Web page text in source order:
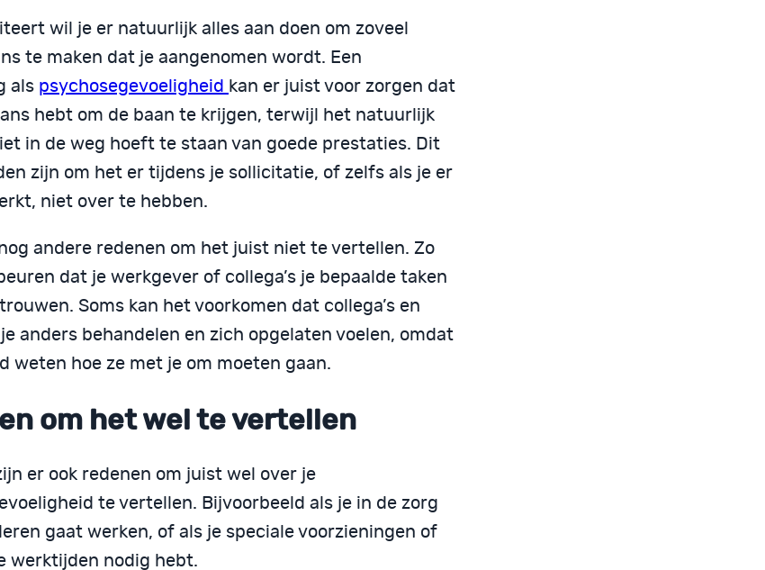
wil je er natuurlijk alles aan doen om zoveel
te maken dat je aangenomen wordt. Een
als psychosegevoeligheid kan er juist voor zorgen dat
hebt om de baan te krijgen, terwijl het natuurlijk
in de weg hoeft te staan van goede prestaties. Dit
zijn om het er tijdens je sollicitatie, of zelfs als je er
niet over te hebben.
andere redenen om het juist niet te vertellen. Zo
dat je werkgever of collega’s je bepaalde taken
Soms kan het voorkomen dat collega’s en
anders behandelen en zich opgelaten voelen, omdat
weten hoe ze met je om moeten gaan.
om het wel te vertellen
er ook redenen om juist wel over je
te vertellen. Bijvoorbeeld als je in de zorg
gaat werken, of als je speciale voorzieningen of
werktijden nodig hebt.